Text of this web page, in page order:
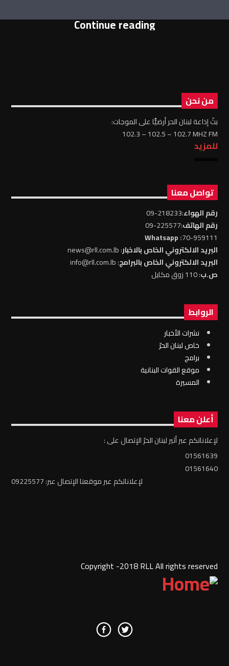
Continue reading
من نحن
بثّ إذاعة لبنان الحر أرضيًّا على الموجات:
102.3 – 102.5 – 102.7 MHZ FM
للمزيد
تواصل معنا
رقم الهواء:218233-09
رقم الهاتف:225577-09
70-959111
: Whatsapp
البريد الالكتروني الخاص بالاخبار: news@rll.com.lb
البريد الالكتروني الخاص بالبرامج: info@rll.com.lb
ص.ب: 110 زوق مكايل
الروابط
نشرات الأخبار
خاص لبنان الحرّ
برامج
موقع القوات البنانية
المسيرة
أعلن معنا
لإعلاناتكم عبر أثير لبنان الحرّ الإتصال على :
01561639
01561640
لإعلاناتكم عبر موقعنا الإتصال عبر: 09225577
Copyright -2018 RLL All rights reserved